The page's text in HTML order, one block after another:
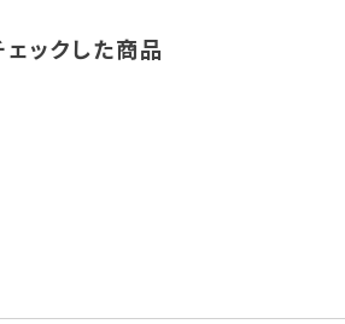
ェックした商品